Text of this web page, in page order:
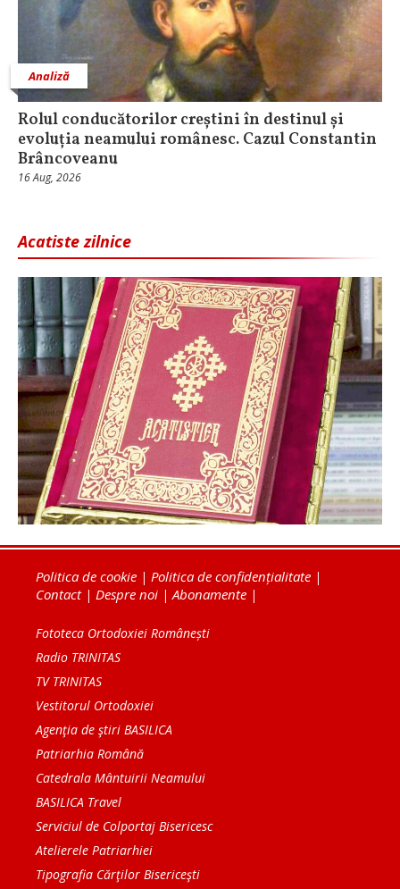
Analiză
Rolul conducătorilor creștini în destinul și
evoluția neamului românesc. Cazul Constantin
Brâncoveanu
16 Aug, 2026
Acatiste zilnice
Politica de cookie | Politica de confidențialitate |
Contact| Despre noi | Abonamente |
Fototeca Ortodoxiei Românești
Radio TRINITAS
TV TRINITAS
Vestitorul Ortodoxiei
Agenţia de ştiri BASILICA
Patriarhia Română
Catedrala Mântuirii Neamului
BASILICA Travel
Serviciul de Colportaj Bisericesc
Atelierele Patriarhiei
Tipografia Cărţilor Bisericeşti